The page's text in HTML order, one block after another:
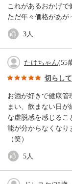
これがあるおかげで
ただ年々価格があが
3人
たけちゃん(55
切らし
お酒が好きで健康管
まい、飲まない日が
な虚脱感を感じるこ
能が分からなくなり
（笑）
5人